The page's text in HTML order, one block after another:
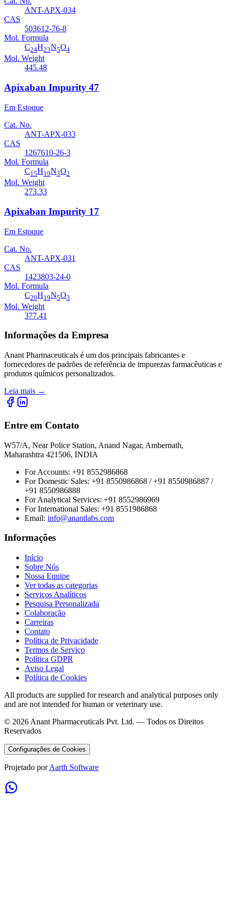
ANT-APX-034
CAS
503612-76-8
Mol. Formula
C24H23N5O4
Mol. Weight
445.48
Apixaban Impurity 47
Em Estoque
Cat. No.
ANT-APX-033
CAS
1267610-26-3
Mol. Formula
C15H19N3O2
Mol. Weight
273.33
Apixaban Impurity 17
Em Estoque
Cat. No.
ANT-APX-031
CAS
1423803-24-0
Mol. Formula
C20H19N5O3
Mol. Weight
377.41
Informações da Empresa
Anant Pharmaceuticals é um dos principais fabricantes e
fornecedores de padrões de referência de impurezas farmacêuticas e
produtos químicos personalizados.
Leia mais →
Entre em Contato
W57/A, Near Police Station, Anand Nagar, Ambernath,
Maharashtra 421506, INDIA
For Accounts: +91 8552986868
For Domestic Sales: +91 8550986868 / +91 8550986887 /
+91 8550986888
For Analytical Services: +91 8552986969
For International Sales: +91 8551986868
Email: info@anantlabs.com
Informações
Início
Sobre Nós
Nossa Equipe
Ver todas as categorias
Serviços Analíticos
Pesquisa Personalizada
Colaboração
Carreiras
Contato
Política de Privacidade
Termos de Serviço
Política GDPR
Aviso Legal
Política de Cookies
All products are supplied for research and analytical purposes only
and are not intended for human or veterinary use.
© 2026 Anant Pharmaceuticals Pvt. Ltd. — Todos os Direitos
Reservados
Configurações de Cookies
Projetado por Aarth Software